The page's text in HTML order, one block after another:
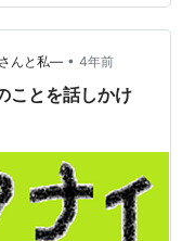
んと私― • 4年前
ことを話しかけ